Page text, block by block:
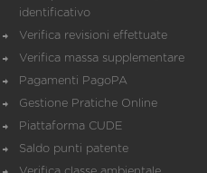
identificativo
Verifica revisioni effettuate
Verifica massa supplementare
Pagamenti PagoPA
Gestione Pratiche Online
Piattaforma CUDE
Saldo punti patente